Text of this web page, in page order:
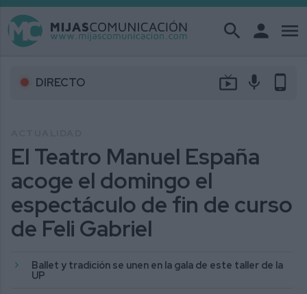
search person menu
DIRECTO live_tv mic phone_android
El Teatro Manuel España
acoge el domingo el
espectáculo de fin de curso
de Feli Gabriel
Ballet y tradición se unen en la gala de este taller de la
UP